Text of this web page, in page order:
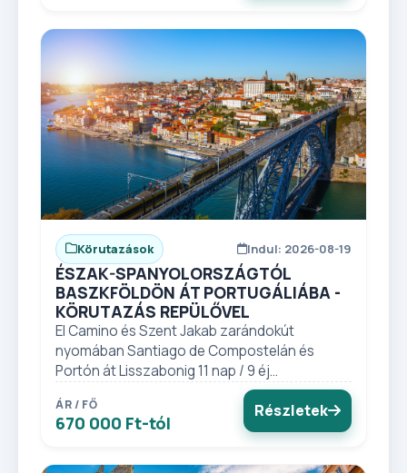
Körutazások Indul: 2026-08-19
ÉSZAK-SPANYOLORSZÁGTÓL
BASZKFÖLDÖN ÁT PORTUGÁLIÁBA -
KÖRUTAZÁS REPÜLŐVEL
El Camino és Szent Jakab zarándokút
nyomában Santiago de Compostelán és
Portón át Lisszabonig 11 nap / 9 éj...
ÁR / FŐ
670 000 Ft-tól
Részletek